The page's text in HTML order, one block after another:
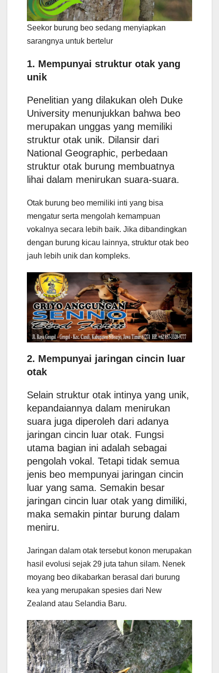
Seekor burung beo sedang menyiapkan
sarangnya untuk bertelur
1. Mempunyai struktur otak yang
unik
Penelitian yang dilakukan oleh Duke
University menunjukkan bahwa beo
merupakan unggas yang memiliki
struktur otak unik. Dilansir dari
National Geographic, perbedaan
struktur otak burung membuatnya
lihai dalam menirukan suara-suara.
Otak burung beo memiliki inti yang bisa
mengatur serta mengolah kemampuan
vokalnya secara lebih baik. Jika dibandingkan
dengan burung kicau lainnya, struktur otak beo
jauh lebih unik dan kompleks.
2. Mempunyai jaringan cincin luar
otak
Selain struktur otak intinya yang unik,
kepandaiannya dalam menirukan
suara juga diperoleh dari adanya
jaringan cincin luar otak. Fungsi
utama bagian ini adalah sebagai
pengolah vokal. Tetapi tidak semua
jenis beo mempunyai jaringan cincin
luar yang sama. Semakin besar
jaringan cincin luar otak yang dimiliki,
maka semakin pintar burung dalam
meniru.
Jaringan dalam otak tersebut konon merupakan
hasil evolusi sejak 29 juta tahun silam. Nenek
moyang beo dikabarkan berasal dari burung
kea yang merupakan spesies dari New
Zealand atau Selandia Baru.